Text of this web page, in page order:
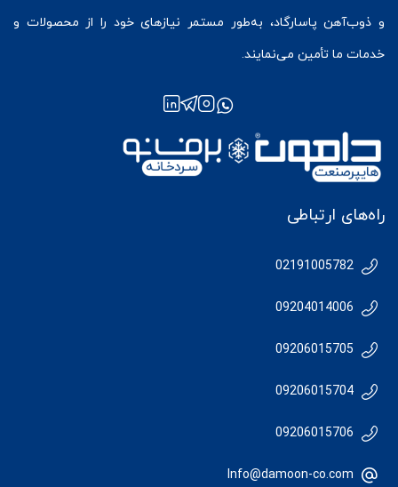
و ذوب‌آهن پاسارگاد، به‌طور مستمر نیازهای خود را از محصولات و
خدمات ما تأمین می‌نمایند.
راه‌های ارتباطی
02191005782
09204014006
09206015705
09206015704
09206015706
Info@damoon-co.com